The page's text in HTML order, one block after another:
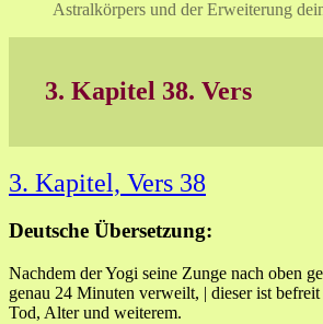
Astralkörpers und der Erweiterung
3. Kapitel 38. Vers
3. Kapitel, Vers 38
Deutsche Übersetzung:
Nachdem der Yogi seine Zunge nach oben
genau 24 Minuten verweilt, | dieser ist
Tod, Alter und weiterem.